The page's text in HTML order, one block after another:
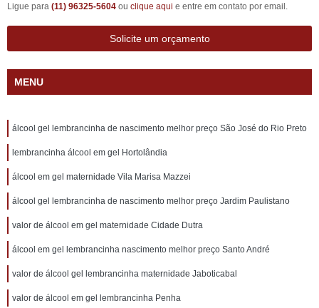
Ligue para (11) 96325-5604 ou clique aqui e entre em contato por email.
Solicite um orçamento
MENU
álcool gel lembrancinha de nascimento melhor preço São José do Rio Preto
lembrancinha álcool em gel Hortolândia
álcool em gel maternidade Vila Marisa Mazzei
álcool gel lembrancinha de nascimento melhor preço Jardim Paulistano
valor de álcool em gel maternidade Cidade Dutra
álcool em gel lembrancinha nascimento melhor preço Santo André
valor de álcool gel lembrancinha maternidade Jaboticabal
valor de álcool em gel lembrancinha Penha